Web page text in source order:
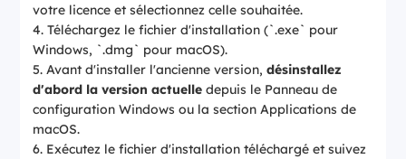
votre licence et sélectionnez celle souhaitée.
Téléchargez le fichier d'installation (`.exe` pour
Windows, `.dmg` pour macOS).
Avant d'installer l'ancienne version,désinstallez
d'abord la version actuelle depuis le Panneau de
configuration Windows ou la section Applications de
macOS.
Exécutez le fichier d'installation téléchargé et suivez